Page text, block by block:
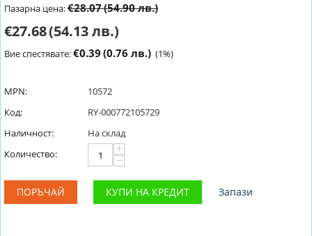
Пазарна цена:€28.07(54.90 лв.)
€27.68(54.13 лв.)
Вие спестявате:€0.39 (0.76 лв.) (1%)
MPN:
10572
Код:
RY-000772105729
Наличност:
На склад
Количество:
+
−
ПОРЪЧАЙ КУПИ НА КРЕДИТ Запази